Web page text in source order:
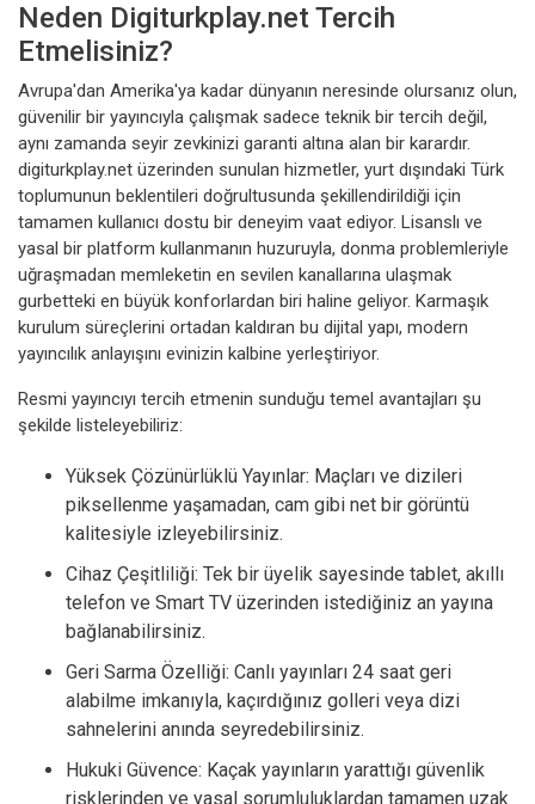
Neden Digiturkplay.net Tercih
Etmelisiniz?
Avrupa'dan Amerika'ya kadar dünyanın neresinde olursanız olun,
güvenilir bir yayıncıyla çalışmak sadece teknik bir tercih değil,
aynı zamanda seyir zevkinizi garanti altına alan bir karardır.
digiturkplay.net üzerinden sunulan hizmetler, yurt dışındaki Türk
toplumunun beklentileri doğrultusunda şekillendirildiği için
tamamen kullanıcı dostu bir deneyim vaat ediyor. Lisanslı ve
yasal bir platform kullanmanın huzuruyla, donma problemleriyle
uğraşmadan memleketin en sevilen kanallarına ulaşmak
gurbetteki en büyük konforlardan biri haline geliyor. Karmaşık
kurulum süreçlerini ortadan kaldıran bu dijital yapı, modern
yayıncılık anlayışını evinizin kalbine yerleştiriyor.
Resmi yayıncıyı tercih etmenin sunduğu temel avantajları şu
şekilde listeleyebiliriz:
Yüksek Çözünürlüklü Yayınlar: Maçları ve dizileri
piksellenme yaşamadan, cam gibi net bir görüntü
kalitesiyle izleyebilirsiniz.
Cihaz Çeşitliliği: Tek bir üyelik sayesinde tablet, akıllı
telefon ve Smart TV üzerinden istediğiniz an yayına
bağlanabilirsiniz.
Geri Sarma Özelliği: Canlı yayınları 24 saat geri
alabilme imkanıyla, kaçırdığınız golleri veya dizi
sahnelerini anında seyredebilirsiniz.
Hukuki Güvence: Kaçak yayınların yarattığı güvenlik
risklerinden ve yasal sorumluluklardan tamamen uzak